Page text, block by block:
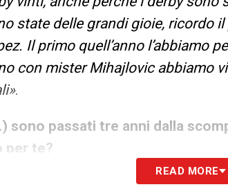
state delle grandi gioie, ricordo
Il primo quell’anno l’abbiamo
con mister Mihajlovic abbiamo
.
sono passati tre anni dalla
per te?
la ferita è ancora aperta, il miglior
READ MORE